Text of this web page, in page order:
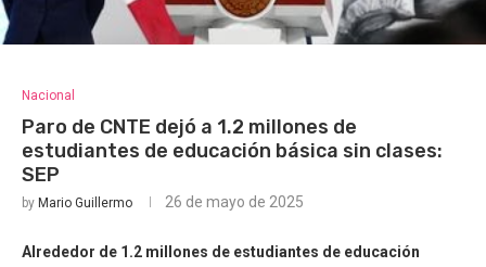
Nacional
Paro de CNTE dejó a 1.2 millones de
estudiantes de educación básica sin clases:
SEP
by Mario Guillermo 26 de mayo de 2025
Alrededor de 1.2 millones de estudiantes de educación